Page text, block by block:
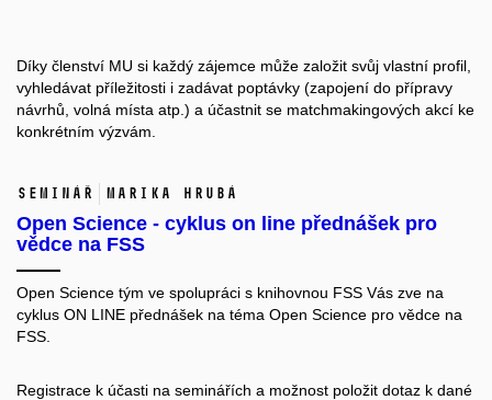
Díky členství MU si každý zájemce může založit svůj vlastní profil
vyhledávat příležitosti i zadávat poptávky (zapojení do přípravy
návrhů, volná místa atp.) a účastnit se matchmakingových akcí ke
konkrétním výzvám.
Seminář Marika Hrubá
Open Science - cyklus on line přednášek pro
vědce na FSS
Open Science tým ve spolupráci s knihovnou FSS Vás zve na
cyklus ON LINE přednášek na téma Open Science pro vědce na
FSS.
Registrace k účasti na seminářích a možnost položit dotaz k dané